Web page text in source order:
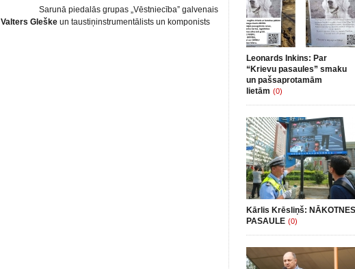
Sarunā piedalās grupas „Vēstniecība” galvenais
Valters Gleške un taustiņinstrumentālists un komponists
Leonards Inkins: Par
“Krievu pasaules” smaku
un pašsaprotamām
lietām (0)
Kārlis Krēsliņš: NĀKOTNES
PASAULE (0)